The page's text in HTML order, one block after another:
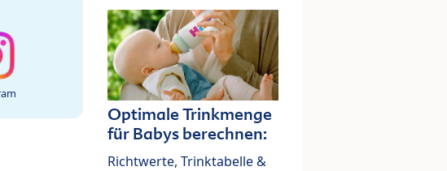
Optimale Trinkmenge
für Babys berechnen:
Richtwerte, Trinktabelle &